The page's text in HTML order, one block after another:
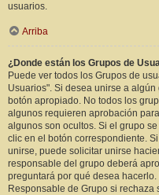
usuarios.
Arriba
¿Donde están los Grupos de
Puede ver todos los Grupos de
Usuarios". Si desea unirse a
botón apropiado. No todos los
algunos requieren aprobación
algunos son ocultos. Si el grupo
clic en el botón correspondiente.
unirse, puede solicitar unirse
responsable del grupo deberá
preguntará por qué desea
Responsable de Grupo si